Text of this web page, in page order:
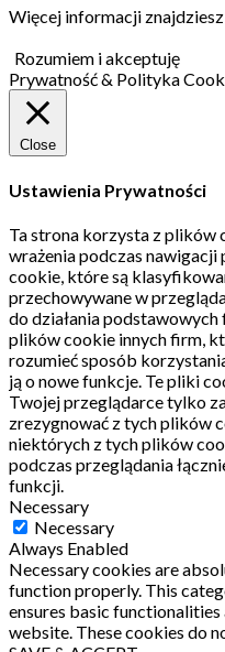
Więcej informacji
Rozumiem i akceptuję
Prywatność & Polityka
Close
Ustawienia Prywatności
Ta strona korzysta z plików
wrażenia podczas nawigacji
cookie, które są
przechowywane w
do działania
plików cookie innych firm,
rozumieć sposób
ją o nowe funkcje. Te pliki
Twojej przeglądarce tylko
zrezygnować z tych plików
niektórych z tych plików
podczas przeglądania
funkcji.
Necessary
Necessary
Always Enabled
Necessary cookies are
function properly. This
ensures basic
website. These cookies do